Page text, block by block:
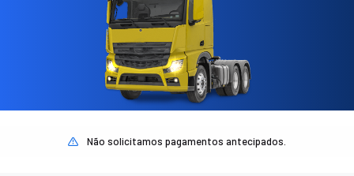
Não solicitamos pagamentos antecipados.